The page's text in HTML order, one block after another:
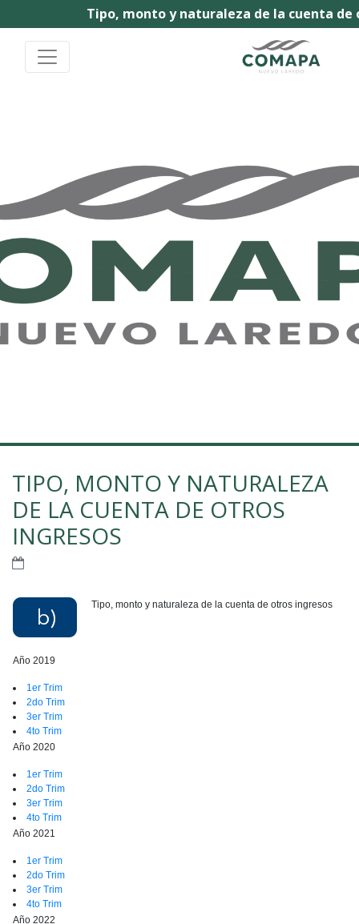
Tipo, monto y naturaleza de la cuenta de
TIPO, MONTO Y NATURALEZA
DE LA CUENTA DE OTROS
INGRESOS
Tipo, monto y naturaleza de la cuenta de otros ingresos
Año 2019
1er Trim
2do Trim
3er Trim
4to Trim
Año 2020
1er Trim
2do Trim
3er Trim
4to Trim
Año 2021
1er Trim
2do Trim
3er Trim
4to Trim
Año 2022